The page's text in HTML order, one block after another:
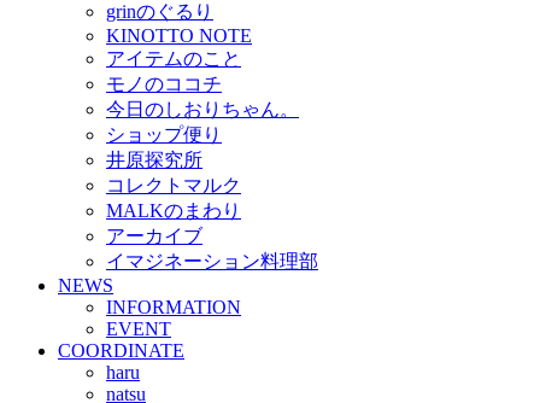
grinのぐるり
KINOTTO NOTE
アイテムのこと
モノのココチ
今日のしおりちゃん。
ショップ便り
井原探究所
コレクトマルク
MALKのまわり
アーカイブ
イマジネーション料理部
NEWS
INFORMATION
EVENT
COORDINATE
haru
natsu